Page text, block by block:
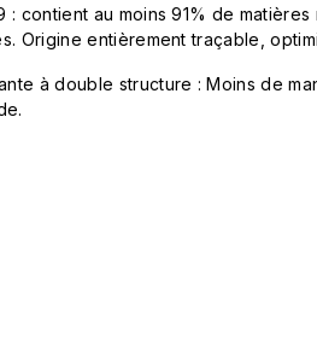
: contient au moins 91% de
Origine entièrement traçable,
à double structure : Moins de